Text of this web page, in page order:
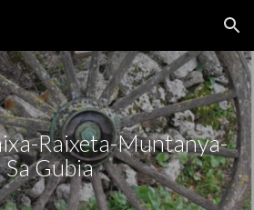
Skip to navigation
Raixeta-Muntanya-
Sa Gubia